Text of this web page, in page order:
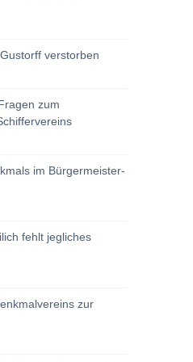
verstorben
zum
im Bürgermeister-
fehlt jegliches
zur